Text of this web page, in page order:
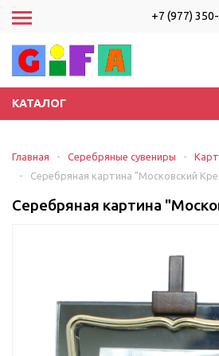
+7 (977)
КАТАЛОГ
Главная - Серебряные сувениры -
-
Серебряная картина "Московский
Серебряная картина